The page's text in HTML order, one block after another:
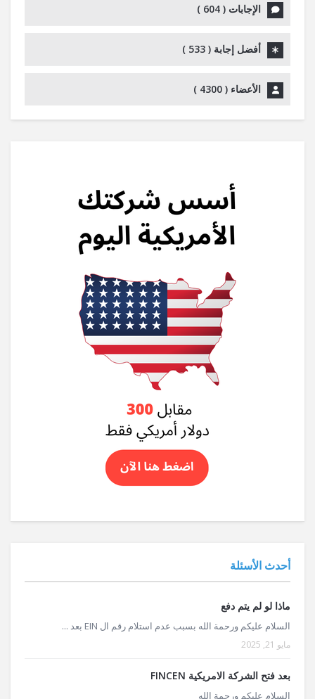
الإجابات ( 604
)
أفضل إجابة ( 533
)
الأعضاء ( 4300
)
أحدث الأسئلة
ماذا لو لم يتم دفع
السلام عليكم ورحمة الله بسبب عدم استلام رقم ال EIN بعد ...
مايو 21, 2025
بعد فتح الشركة الامريكية FINCEN
السلام عليكم ورحمة الله